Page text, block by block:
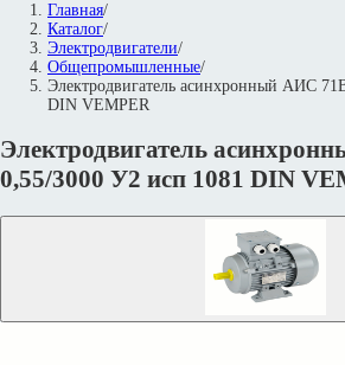
Главная/
Каталог/
Электродвигатели/
Общепромышленные/
Электродвигатель асинхронный АИС
DIN VEMPER
Электродвигатель
0,55/3000 У2 исп 1081 DIN